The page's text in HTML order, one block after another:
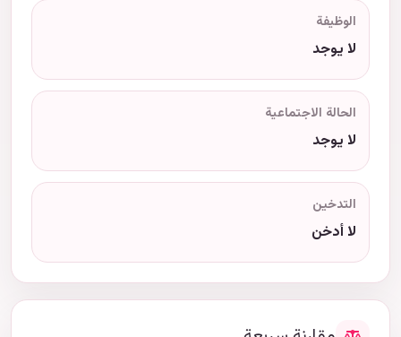
الوظيفة
لا يوجد
الحالة الاجتماعية
لا يوجد
التدخين
لا أدخن